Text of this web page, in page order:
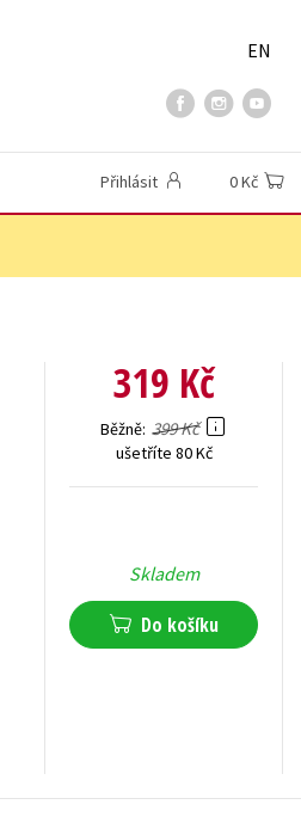
EN
Přihlásit 0 Kč
319 Kč
Běžně 399 Kč
ušetříte 80 Kč
Skladem
Do košíku